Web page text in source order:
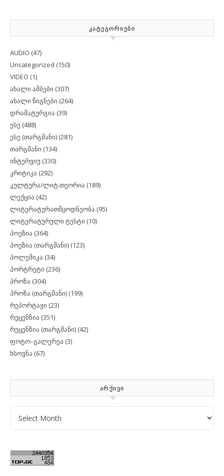
ᲙᲐᲢᲔᲒᲝᲠᲘᲔᲑᲘ
AUDIO (47)
Uncategorized (150)
VIDEO (1)
ახალი ამბები (307)
ახალი წიგნები (264)
დრამატურგია (39)
ესე (488)
ესე (თარგმანი) (281)
თარგმანი (134)
ინტერვიუ (330)
კრიტიკა (292)
კულტურა/ლიტ.თეორია (189)
ლექცია (42)
ლიტერატურათმცოდნეობა (95)
ლიტერატურული ტესტი (10)
პოეზია (364)
პოეზია (თარგმანი) (123)
პოლემიკა (34)
პორტრეტი (236)
პროზა (304)
პროზა (თარგმანი) (199)
რეპორტაჟი (23)
რეცენზია (351)
რეცენზია (თარგმანი) (42)
ფოტო–გალერეა (3)
ხსოვნა (67)
ᲐᲠᲥᲘᲕᲘ